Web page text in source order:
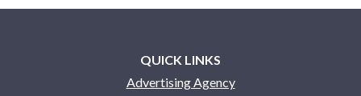
QUICK LINKS
Advertising Agency